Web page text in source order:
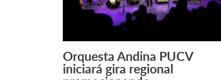
Leer más +
Orquesta Andina PUCV
iniciará gira regional